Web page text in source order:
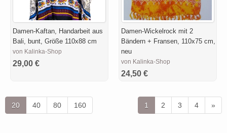
Damen-Kaftan, Handarbeit aus
Bali, bunt, Größe 110x88 cm
von Kalinka-Shop
29,00 €
Damen-Wickelrock mit 2
Bändern + Fransen, 110x75 cm,
neu
von Kalinka-Shop
24,50 €
20 40 80 160 1 2 3 4 »